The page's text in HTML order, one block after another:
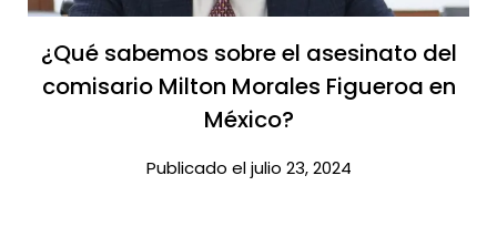
¿Qué sabemos sobre el asesinato del
comisario Milton Morales Figueroa en
México?​
Publicado el julio 23, 2024